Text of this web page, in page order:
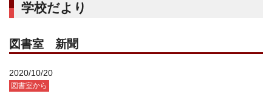
学校だより
図書室 新聞
2020/10/20
図書室から